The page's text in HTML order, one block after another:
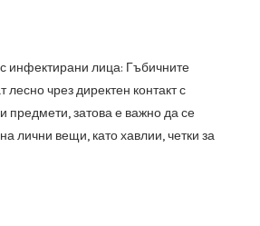
с инфектирани лица: Гъбичните
чрез директен контакт с
предмети, затова е важно да се
лични вещи, като хавлии, четки за